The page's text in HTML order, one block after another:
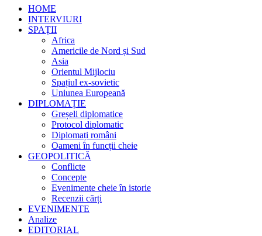
HOME
INTERVIURI
SPAȚII
Africa
Americile de Nord și Sud
Asia
Orientul Mijlociu
Spațiul ex-sovietic
Uniunea Europeană
DIPLOMAȚIE
Greșeli diplomatice
Protocol diplomatic
Diplomați români
Oameni în funcții cheie
GEOPOLITICĂ
Conflicte
Concepte
Evenimente cheie în istorie
Recenzii cărți
EVENIMENTE
Analize
EDITORIAL